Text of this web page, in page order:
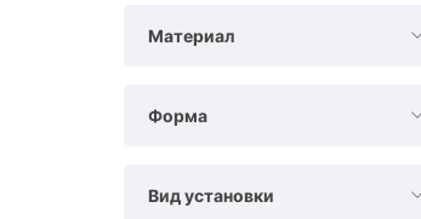
Материал
Форма
Вид установки